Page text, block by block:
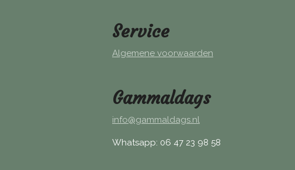
Service
Algemene voorwaarden
Gammaldags
info@gammaldags.nl
Whatsapp: 06 47 23 98 58